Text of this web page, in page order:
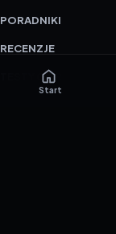
PORADNIKI
RECENZJE
TESTY GIER
Start